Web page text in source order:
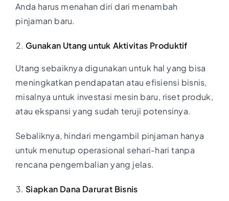
Anda harus menahan diri dari menambah
pinjaman baru.
Gunakan Utang untuk Aktivitas Produktif
Utang sebaiknya digunakan untuk hal yang bisa
meningkatkan pendapatan atau efisiensi bisnis,
misalnya untuk investasi mesin baru, riset produk,
atau ekspansi yang sudah teruji potensinya.
Sebaliknya, hindari mengambil pinjaman hanya
untuk menutup operasional sehari-hari tanpa
rencana pengembalian yang jelas.
Siapkan Dana Darurat Bisnis